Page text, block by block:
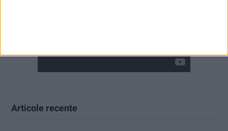
Articole recente